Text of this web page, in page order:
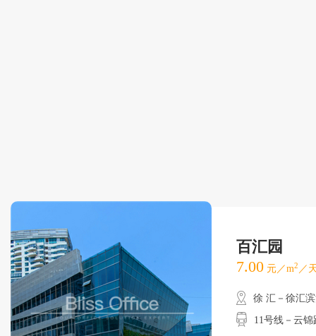
百汇园
7.00 元／m2 ／
徐 汇－徐汇
11号线－云锦